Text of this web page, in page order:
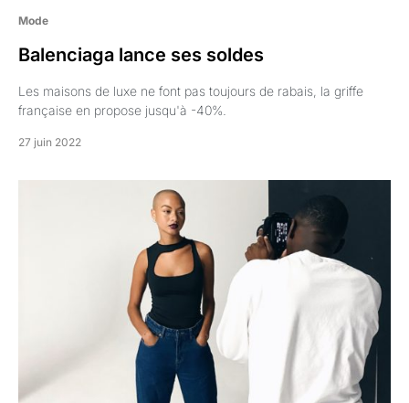
Mode
Balenciaga lance ses soldes
Les maisons de luxe ne font pas toujours de rabais, la griffe
française en propose jusqu'à -40%.
27 juin 2022